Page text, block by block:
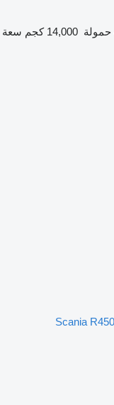
حمولة 14,000 كجم
سعة